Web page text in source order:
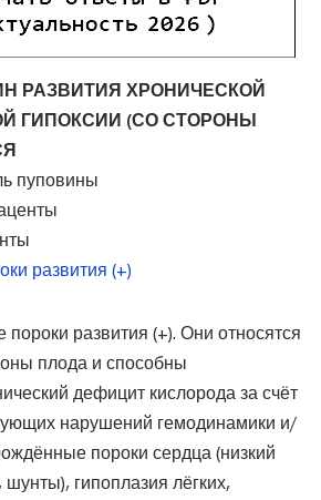
РАЗВИТИЯ ХРОНИЧЕСКОЙ
ГИПОКСИИ (СО СТОРОНЫ
пуповины
развития (+)
развития (+). Они относятся
плода и способны
дефицит кислорода за счёт
нарушений гемодинамики и/
пороки сердца (низкий
гипоплазия лёгких,